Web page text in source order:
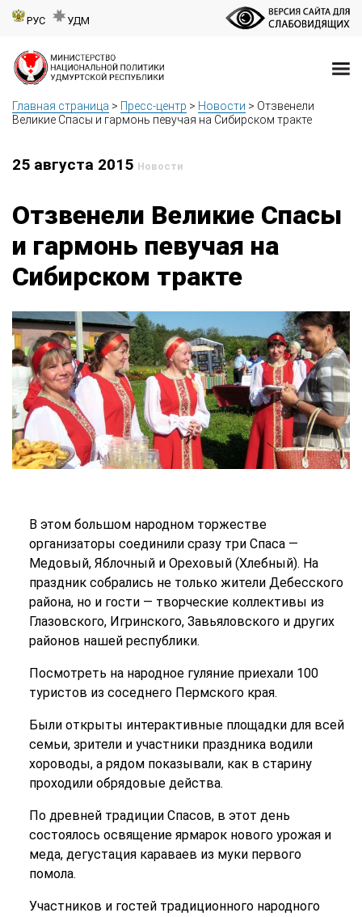
РУС УДМ
Главная страница > Пресс-центр > Новости > Отзвенели
Великие Спасы и гармонь певучая на Сибирском тракте
25 августа 2015 Новости
Отзвенели Великие Спасы
и гармонь певучая на
Сибирском тракте
В этом большом народном торжестве
организаторы соединили сразу три Спаса —
Медовый, Яблочный и Ореховый (Хлебный). На
праздник собрались не только жители Дебесского
района, но и гости — творческие коллективы из
Глазовского, Игринского, Завьяловского и других
районов нашей республики.
Посмотреть на народное гуляние приехали 100
туристов из соседнего Пермского края.
Были открыты интерактивные площадки для всей
семьи, зрители и участники праздника водили
хороводы, а рядом показывали, как в старину
проходили обрядовые действа.
По древней традиции Спасов, в этот день
состоялось освящение ярмарок нового урожая и
меда, дегустация караваев из муки первого
помола.
Участников и гостей традиционного народного